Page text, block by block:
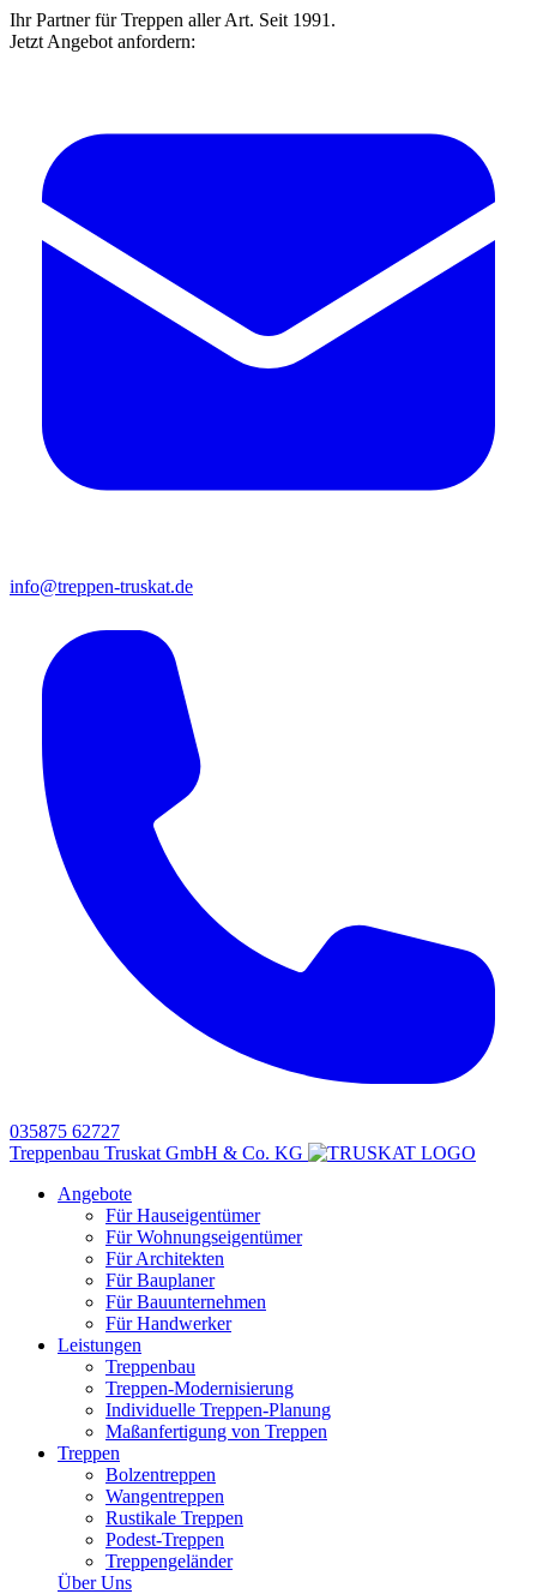
Ihr Partner für Treppen aller Art. Seit 1991.
Jetzt Angebot anfordern:
info@treppen-truskat.de
035875 62727
Treppenbau Truskat GmbH & Co. KG
Angebote
Für Hauseigentümer
Für Wohnungseigentümer
Für Architekten
Für Bauplaner
Für Bauunternehmen
Für Handwerker
Leistungen
Treppenbau
Treppen-Modernisierung
Individuelle Treppen-Planung
Maßanfertigung von Treppen
Treppen
Bolzentreppen
Wangentreppen
Rustikale Treppen
Podest-Treppen
Treppengeländer
Über Uns